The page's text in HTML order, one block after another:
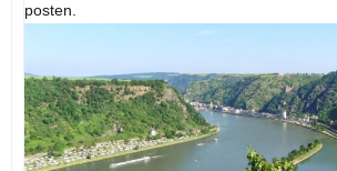
posten.